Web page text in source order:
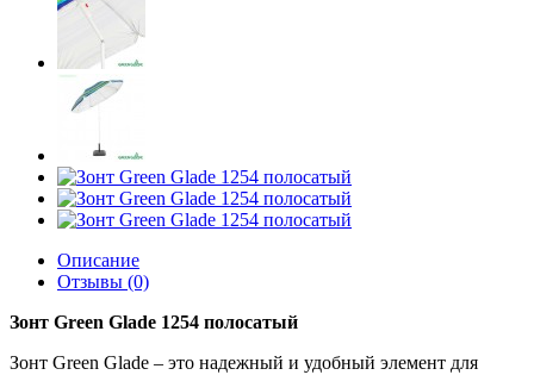
Описание
Отзывы (0)
Зонт Green Glade 1254 полосатый
Зонт Green Glade – это надежный и удобный элемент для